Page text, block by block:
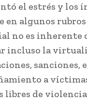
el estrés y los
en algunos
no es inherente
incluso la
sanciones,
a
libres de violencia